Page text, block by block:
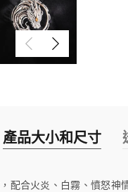
產品大小和尺寸
，配合火炎、白霧、憤怒神